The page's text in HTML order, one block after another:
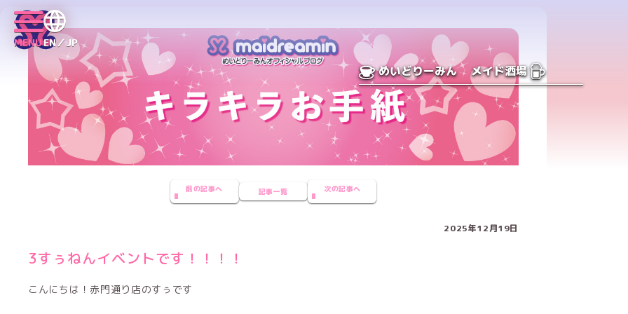
MENUEN／JP
めいどりーみん メイド酒場
前の記事へ 記事一覧 次の記事へ
2025年12月19日
3すぅねんイベントです！！！！
こんにちは！赤門通り店のすぅです